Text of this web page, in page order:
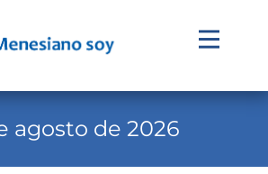
agosto de 2026